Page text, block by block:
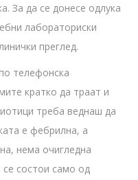
За да се донесе одлука
лабораториски
преглед.
телефонска
кратко да траат и
треба веднаш да
е фебрилна, а
нема очигледна
состои само од